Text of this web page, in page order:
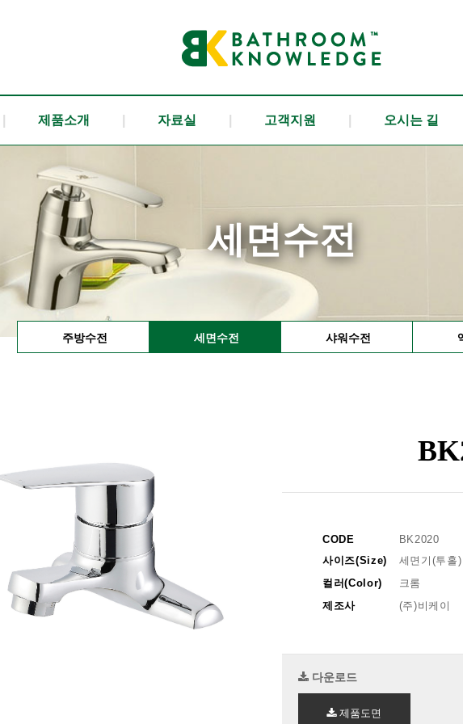
제품소개 자료실 고객지원 오시는 길
세면수전
주방수전 세면수전 샤워수전
CODE
BK2020
사이즈(Size)
세면기(투홀)
컬러(Color)
크롬
제조사
(주)비케이
다운로드
제품도면